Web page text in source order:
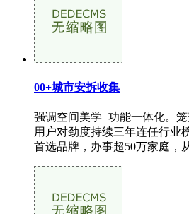
00+城市安拆收集
强调空间美学+功能一体化。笼
用户对劲度持续三年连任行业
首选品牌，办事超50万家庭，